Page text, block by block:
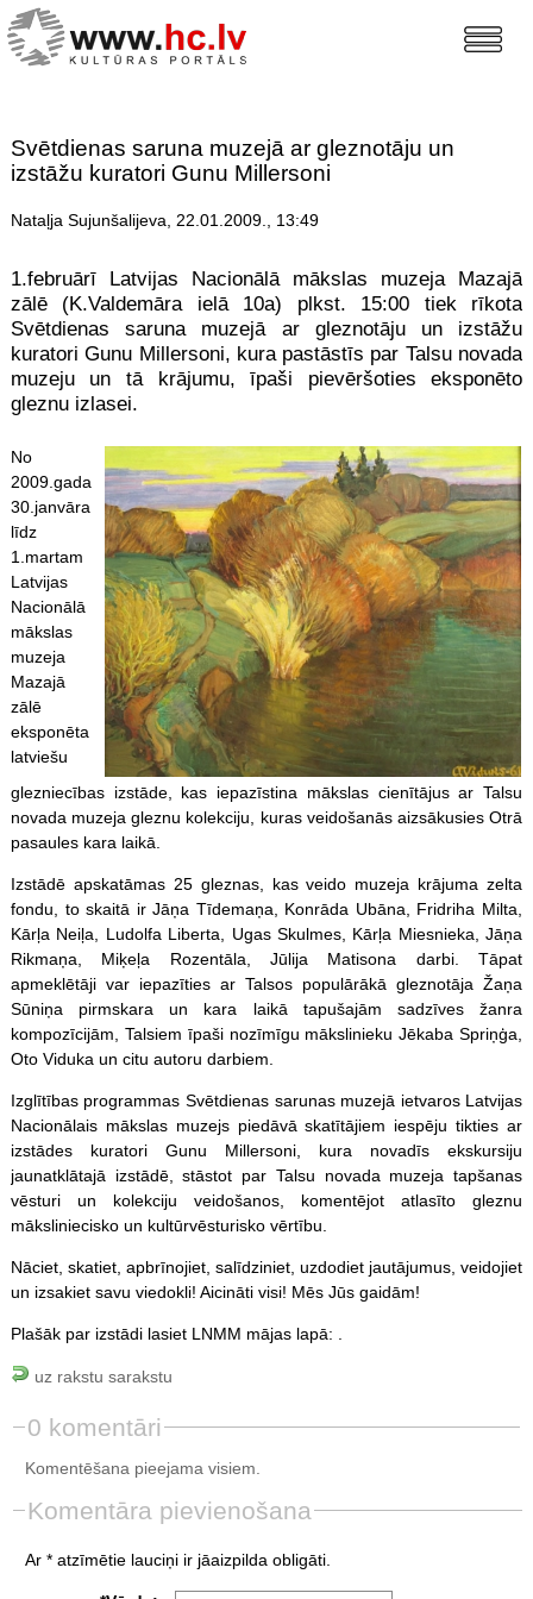
Svētdienas saruna muzejā ar gleznotāju un
izstāžu kuratori Gunu Millersoni
Nataļja Sujunšalijeva, 22.01.2009., 13:49
1.februārī Latvijas Nacionālā mākslas muzeja Mazajā
zālē (K.Valdemāra ielā 10a) plkst. 15:00 tiek rīkota
Svētdienas saruna muzejā ar gleznotāju un izstāžu
kuratori Gunu Millersoni, kura pastāstīs par Talsu novada
muzeju un tā krājumu, īpaši pievēršoties eksponēto
gleznu izlasei.
No
2009.gada
30.janvāra
līdz
1.martam
Latvijas
Nacionālā
mākslas
muzeja
Mazajā
zālē
eksponēta
latviešu
glezniecības izstāde, kas iepazīstina mākslas cienītājus ar Talsu
novada muzeja gleznu kolekciju, kuras veidošanās aizsākusies Otrā
pasaules kara laikā.
Izstādē apskatāmas 25 gleznas, kas veido muzeja krājuma zelta
fondu, to skaitā ir Jāņa Tīdemaņa, Konrāda Ubāna, Fridriha Milta,
Kārļa Neiļa, Ludolfa Liberta, Ugas Skulmes, Kārļa Miesnieka, Jāņa
Rikmaņa, Miķeļa Rozentāla, Jūlija Matisona darbi. Tāpat
apmeklētāji var iepazīties ar Talsos populārākā gleznotāja Žaņa
Sūniņa pirmskara un kara laikā tapušajām sadzīves žanra
kompozīcijām, Talsiem īpaši nozīmīgu mākslinieku Jēkaba Spriņģa,
Oto Viduka un citu autoru darbiem.
Izglītības programmas Svētdienas sarunas muzejā ietvaros Latvijas
Nacionālais mākslas muzejs piedāvā skatītājiem iespēju tikties ar
izstādes kuratori Gunu Millersoni, kura novadīs ekskursiju
jaunatklātajā izstādē, stāstot par Talsu novada muzeja tapšanas
vēsturi un kolekciju veidošanos, komentējot atlasīto gleznu
māksliniecisko un kultūrvēsturisko vērtību.
Nāciet, skatiet, apbrīnojiet, salīdziniet, uzdodiet jautājumus, veidojiet
un izsakiet savu viedokli! Aicināti visi! Mēs Jūs gaidām!
Plašāk par izstādi lasiet LNMM mājas lapā: .
uz rakstu sarakstu
0 komentāri
Komentēšana pieejama visiem.
Komentāra pievienošana
Ar * atzīmētie lauciņi ir jāaizpilda obligāti.